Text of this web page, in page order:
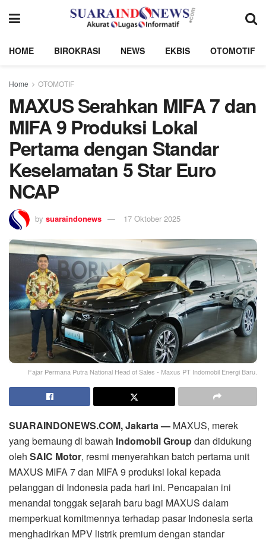
HOME BIROKRASI NEWS EKBIS OTOMOTIF
Home OTOMOTIF
MAXUS Serahkan MIFA 7 dan
MIFA 9 Produksi Lokal
Pertama dengan Standar
Keselamatan 5 Star Euro
NCAP
by suaraindonews 17 Oktober 2025
Fajar Permana Putra National Head of Sales - Maxus PT Indomobil Energi Baru.
SUARAINDONEWS.COM, Jakarta — MAXUS, merek
yang bernaung di bawah Indomobil Groupdan didukung
oleh SAIC Motor, resmi menyerahkan batch pertama unit
MAXUS MIFA 7 dan MIFA 9 produksi lokal kepada
pelanggan di Indonesia pada hari ini. Pencapaian ini
menandai tonggak sejarah baru bagi MAXUS dalam
memperkuat komitmennya terhadap pasar Indonesia serta
menghadirkan MPV listrik premiumdengan standar